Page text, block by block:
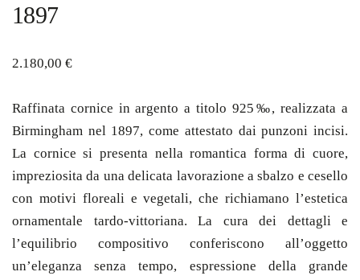
1897
2.180,00 €
Raffinata cornice in argento a titolo 925‰, realizzata a
Birmingham nel 1897, come attestato dai punzoni incisi.
La cornice si presenta nella romantica forma di cuore,
impreziosita da una delicata lavorazione a sbalzo e cesello
con motivi floreali e vegetali, che richiamano l’estetica
ornamentale tardo-vittoriana. La cura dei dettagli e
l’equilibrio compositivo conferiscono all’oggetto
un’eleganza senza tempo, espressione della grande